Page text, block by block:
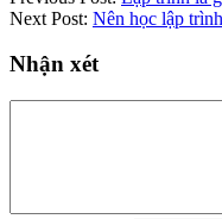
Next Post: Nên học lập
Nhận xét